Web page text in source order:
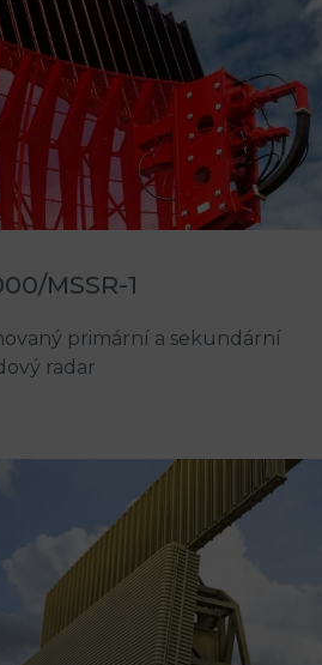
MSSR-1
primární a sekundární
radar